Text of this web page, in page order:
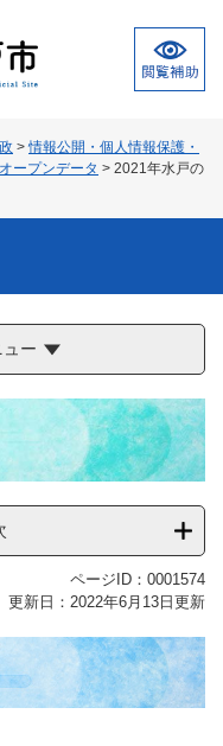
>情報公開・個人情報保護・
オープンデータ > 2021年水戸の
ー
ページID：0001574
更新日：2022年6月13日更新